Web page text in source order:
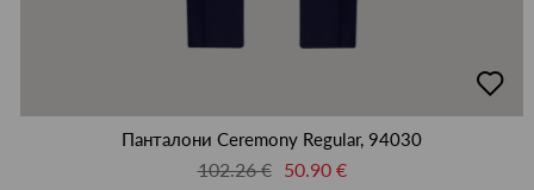
в
Панталони Ceremony Regular, 94030
102.26 €
50.90 €